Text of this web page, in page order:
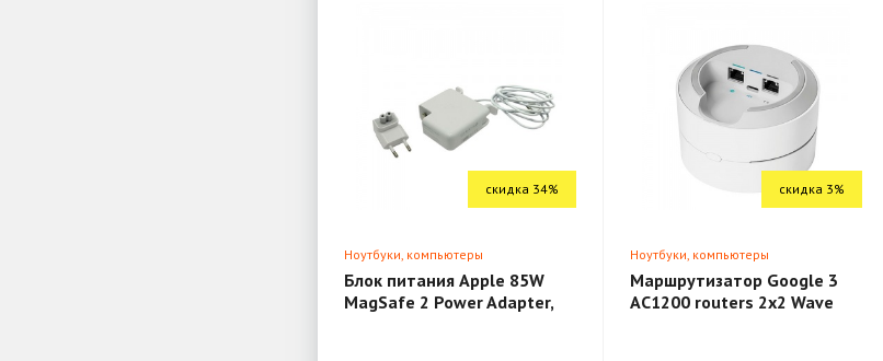
скидка 34%
Ноутбуки, компьютеры
Блок питания Apple 85W
MagSafe 2 Power Adapter,
скидка 3%
Ноутбуки, компьютеры
Маршрутизатор Google 3
AC1200 routers 2x2 Wave